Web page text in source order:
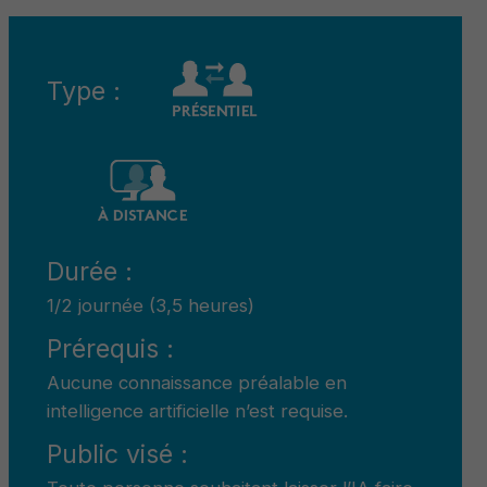
Type :
Durée :
1/2 journée (3,5 heures)
Prérequis :
Aucune connaissance préalable en
intelligence artificielle n’est requise.
Public visé :